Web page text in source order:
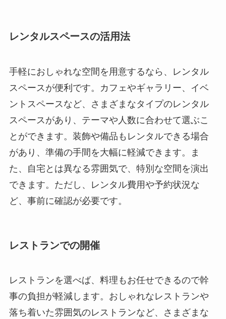
レンタルスペースの活用法
手軽におしゃれな空間を用意するなら、レンタル
スペースが便利です。カフェやギャラリー、イベ
ントスペースなど、さまざまなタイプのレンタル
スペースがあり、テーマや人数に合わせて選ぶこ
とができます。装飾や備品もレンタルできる場合
があり、準備の手間を大幅に軽減できます。ま
た、自宅とは異なる雰囲気で、特別な空間を演出
できます。ただし、レンタル費用や予約状況な
ど、事前に確認が必要です。
レストランでの開催
レストランを選べば、料理もお任せできるので幹
事の負担が軽減します。おしゃれなレストランや
落ち着いた雰囲気のレストランなど、さまざまな